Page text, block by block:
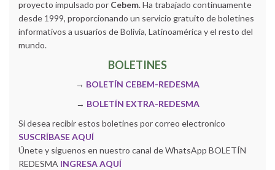
proyecto impulsado por Cebem. Ha trabajado continuamente
desde 1999, proporcionando un servicio gratuito de boletines
informativos a usuarios de Bolivia, Latinoamérica y el resto del
mundo.
BOLETINES
→ BOLETÍN CEBEM-REDESMA
→ BOLETÍN EXTRA-REDESMA
Si desea recibir estos boletines por correo electronico
SUSCRÍBASE AQUÍ
Únete y siguenos en nuestro canal de WhatsApp BOLETÍN
REDESMA INGRESA AQUÍ